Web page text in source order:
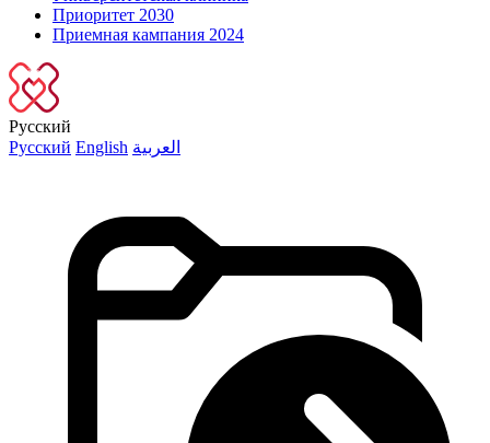
Приоритет 2030
Приемная кампания 2024
Русский
Русский English العربية